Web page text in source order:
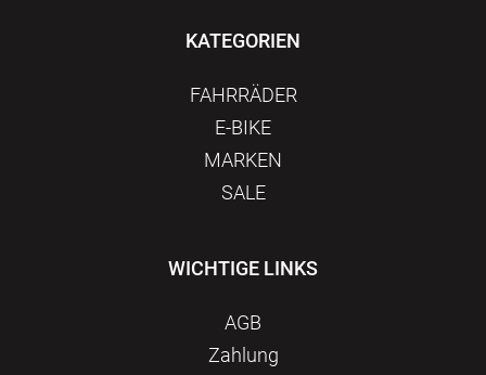
KATEGORIEN
FAHRRÄDER
E-BIKE
MARKEN
SALE
WICHTIGE LINKS
AGB
Zahlung